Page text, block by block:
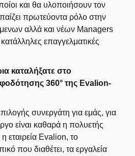
και θα υλοποιήσουν τον
πρωτεύοντα ρόλο στην
αλλά και νέων Managers
επαγγελματικές
καταλήξατε στο
360° της Evalion-
συνεργάτη για εμάς, για
είναι καθαρά η πολυετής
η εταιρεία Evalion, το
που διαθέτει, τα εργαλεία